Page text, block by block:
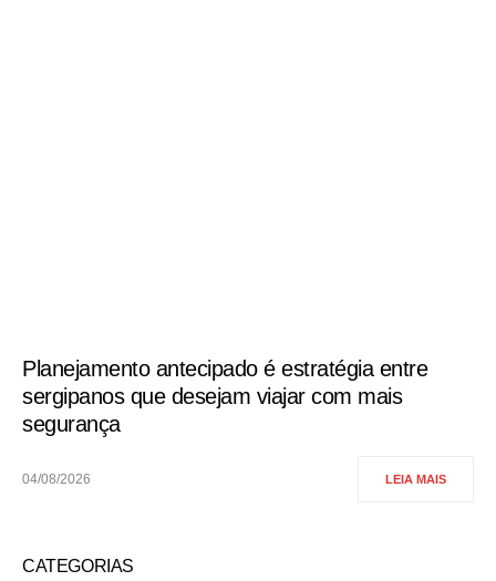
Planejamento antecipado é estratégia entre
sergipanos que desejam viajar com mais
segurança
04/08/2026 LEIA MAIS
CATEGORIAS